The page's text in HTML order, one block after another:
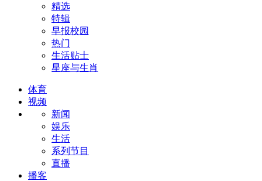
精选
特辑
早报校园
热门
生活贴士
星座与生肖
体育
视频
新闻
娱乐
生活
系列节目
直播
播客